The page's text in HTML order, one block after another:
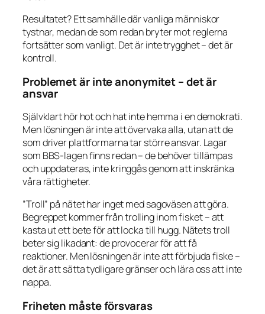
Resultatet? Ett samhälle där vanliga människor
tystnar, medan de som redan bryter mot reglerna
fortsätter som vanligt. Det är inte trygghet – det är
kontroll.
Problemet är inte anonymitet – det är
ansvar
Självklart hör hot och hat inte hemma i en demokrati.
Men lösningen är inte att övervaka alla, utan att de
som driver plattformarna tar större ansvar. Lagar
som BBS-lagen finns redan – de behöver tillämpas
och uppdateras, inte kringgås genom att inskränka
våra rättigheter.
”Troll” på nätet har inget med sagoväsen att göra.
Begreppet kommer fråntrollinginom fisket – att
kasta ut ett bete för att locka till hugg. Nätets troll
beter sig likadant: de provocerar för att få
reaktioner. Men lösningen är inte att förbjuda fiske –
det är att sätta tydligare gränser och lära oss att inte
nappa.
Friheten måste försvaras